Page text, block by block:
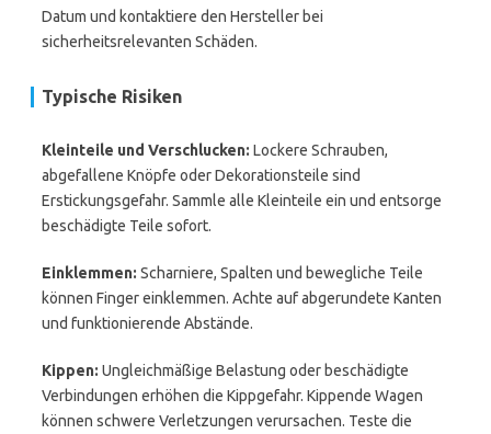
Datum und kontaktiere den Hersteller bei
sicherheitsrelevanten Schäden.
Typische Risiken
Kleinteile und Verschlucken: Lockere Schrauben,
abgefallene Knöpfe oder Dekorationsteile sind
Erstickungsgefahr. Sammle alle Kleinteile ein und entsorge
beschädigte Teile sofort.
Einklemmen: Scharniere, Spalten und bewegliche Teile
können Finger einklemmen. Achte auf abgerundete Kanten
und funktionierende Abstände.
Kippen: Ungleichmäßige Belastung oder beschädigte
Verbindungen erhöhen die Kippgefahr. Kippende Wagen
können schwere Verletzungen verursachen. Teste die